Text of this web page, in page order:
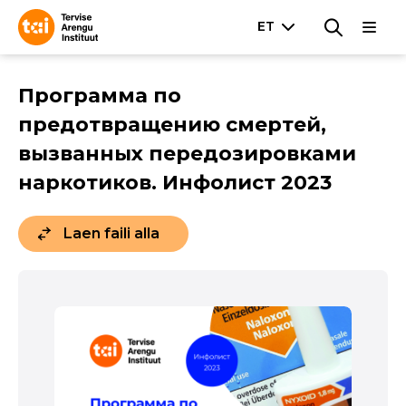
Программа по
предотвращению смертей,
вызванных передозировками
наркотиков. Инфолист 2023
Laen faili alla